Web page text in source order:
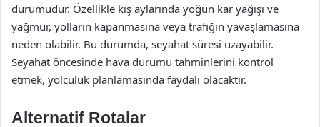
durumudur. Özellikle kış aylarında yoğun kar yağışı ve
yağmur, yolların kapanmasına veya trafiğin yavaşlamasına
neden olabilir. Bu durumda, seyahat süresi uzayabilir.
Seyahat öncesinde hava durumu tahminlerini kontrol
etmek, yolculuk planlamasında faydalı olacaktır.
Alternatif Rotalar